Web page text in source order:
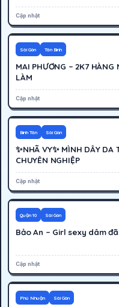
Cập nhật
Sài Gòn Tân Bình
MAI PHƯƠNG – 2K7
LÀM
Cập nhật
Bình Tân Sài Gòn
✨NHÃ VY✨ MÌNH DÂY DA
CHUYÊN NGHIỆP
Cập nhật
800K
Quận 10 Sài Gòn
Bảo An – Girl sexy dâm
Cập nhật
Phú Nhuận Sài Gòn